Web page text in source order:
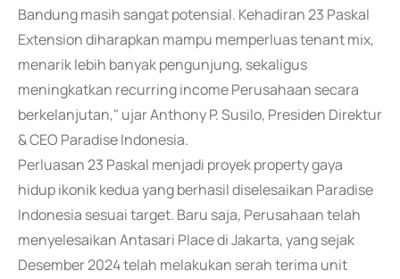
Bandung masih sangat potensial. Kehadiran 23 Paskal
Extension diharapkan mampu memperluas tenant mix,
menarik lebih banyak pengunjung, sekaligus
meningkatkan recurring income Perusahaan secara
berkelanjutan," ujar Anthony P. Susilo, Presiden Direktur
& CEO Paradise Indonesia.
Perluasan 23 Paskal menjadi proyek property gaya
hidup ikonik kedua yang berhasil diselesaikan Paradise
Indonesia sesuai target. Baru saja, Perusahaan telah
menyelesaikan Antasari Place di Jakarta, yang sejak
Desember 2024 telah melakukan serah terima unit